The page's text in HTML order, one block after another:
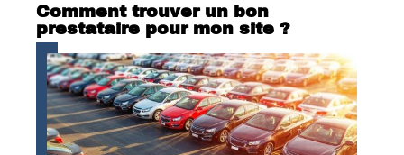
Comment trouver un bon
prestataire pour mon site ?